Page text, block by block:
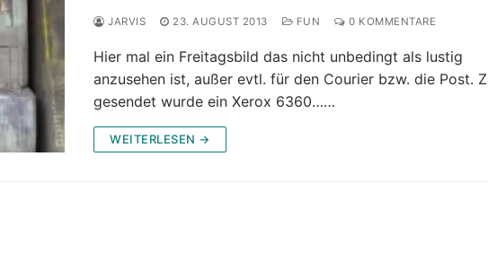
JARVIS 23. AUGUST 2013 FUN 0 KOMMENTARE
Hier mal ein Freitagsbild das nicht unbedingt als lustig
anzusehen ist, außer evtl. für den Courier bzw. die Post.
gesendet wurde ein Xerox 6360……
WEITERLESEN →